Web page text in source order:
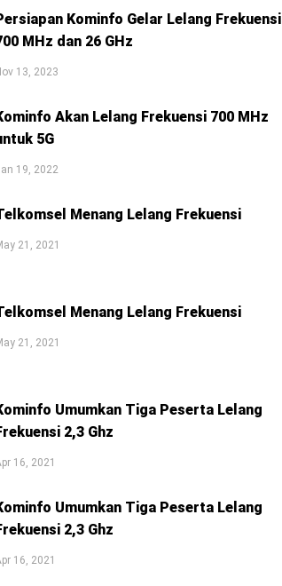
Kominfo Gelar Lelang Frekuensi
MHz dan 26 GHz
13, 2023
Akan Lelang Frekuensi 700 MHz
5G
19, 2022
Menang Lelang Frekuensi
21, 2021
Menang Lelang Frekuensi
21, 2021
Umumkan Tiga Peserta Lelang
2,3 Ghz
16, 2021
Umumkan Tiga Peserta Lelang
2,3 Ghz
16, 2021